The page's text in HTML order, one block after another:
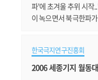
파'에 초겨울 추위 시작
이 녹으면서 북극한파
극지연구소의 극지과
https://
한국극지연구진흥회
2006 세종기지 월동